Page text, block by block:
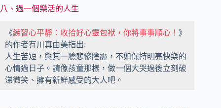
八、過一個樂活的人生
《練習心平靜：收拾好心靈包袱，你將事事順心！ 》
的作者有川真由美指出:
人生苦短，與其一臉悲慘陰霾，不如保持明亮快樂的
心情過日子。請像孩童那樣，做一個大哭過後立刻破
涕微笑、擁有新鮮感受的大人吧。